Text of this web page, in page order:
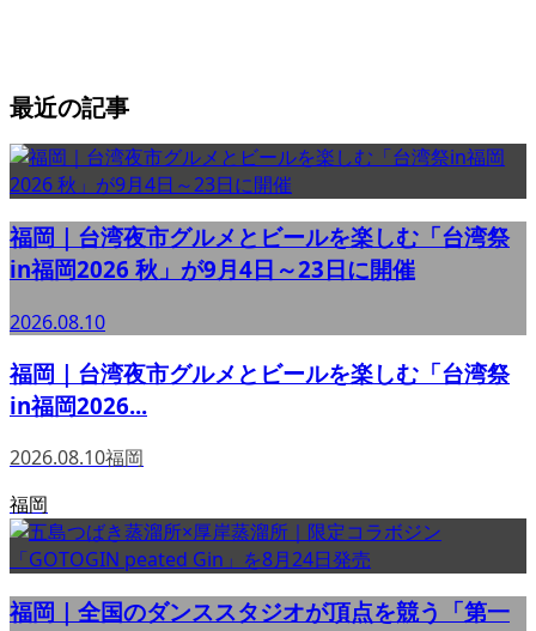
最近の記事
福岡｜台湾夜市グルメとビールを楽しむ「台湾祭
in福岡2026 秋」が9月4日～23日に開催
2026.08.10
福岡｜台湾夜市グルメとビールを楽しむ「台湾祭
in福岡2026...
2026.08.10福岡
福岡
福岡｜全国のダンススタジオが頂点を競う「第一